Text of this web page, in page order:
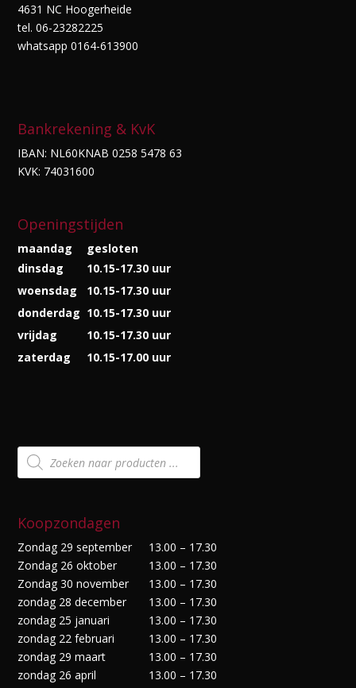
4631 NC Hoogerheide
tel. 06-23282225
whatsapp 0164-613900
Bankrekening & KvK
IBAN: NL60KNAB 0258 5478 63
KVK: 74031600
Openingstijden
maandag
gesloten
dinsdag
10.15-17.30 uur
woensdag
10.15-17.30 uur
donderdag 10.15-17.30 uur
vrijdag
10.15-17.30 uur
zaterdag
10.15-17.00 uur
Producten
zoeken
Koopzondagen
Zondag 29 september
13.00 – 17.30
Zondag 26 oktober
13.00 – 17.30
Zondag 30 november
13.00 – 17.30
zondag 28 december
13.00 – 17.30
zondag 25 januari
13.00 – 17.30
zondag 22 februari
13.00 – 17.30
zondag 29 maart
13.00 – 17.30
zondag 26 april
13.00 – 17.30